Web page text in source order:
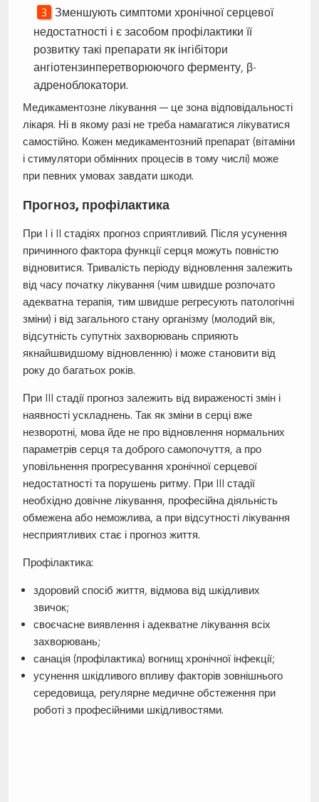
Зменшують симптоми хронічної серцевої
недостатності і є засобом профілактики її
розвитку такі препарати як інгібітори
ангіотензинперетворюючого ферменту, β-
адреноблокатори.
Медикаментозне лікування — це зона відповідальності
лікаря. Ні в якому разі не треба намагатися лікуватися
самостійно. Кожен медикаментозний препарат (вітаміни
і стимулятори обмінних процесів в тому числі) може
при певних умовах завдати шкоди.
Прогноз, профілактика
При I і II стадіях прогноз сприятливий. Після усунення
причинного фактора функції серця можуть повністю
відновитися. Тривалість періоду відновлення залежить
від часу початку лікування (чим швидше розпочато
адекватна терапія, тим швидше регресують патологічні
зміни) і від загального стану організму (молодий вік,
відсутність супутніх захворювань сприяють
якнайшвидшому відновленню) і може становити від
року до багатьох років.
При III стадії прогноз залежить від вираженості змін і
наявності ускладнень. Так як зміни в серці вже
незворотні, мова йде не про відновлення нормальних
параметрів серця та доброго самопочуття, а про
уповільнення прогресування хронічної серцевої
недостатності та порушень ритму. При III стадії
необхідно довічне лікування, професійна діяльність
обмежена або неможлива, а при відсутності лікування
несприятливих стає і прогноз життя.
Профілактика:
здоровий спосіб життя, відмова від шкідливих
звичок;
своєчасне виявлення і адекватне лікування всіх
захворювань;
санація (профілактика) вогнищ хронічної інфекції;
усунення шкідливого впливу факторів зовнішнього
середовища, регулярне медичне обстеження при
роботі з професійними шкідливостями.